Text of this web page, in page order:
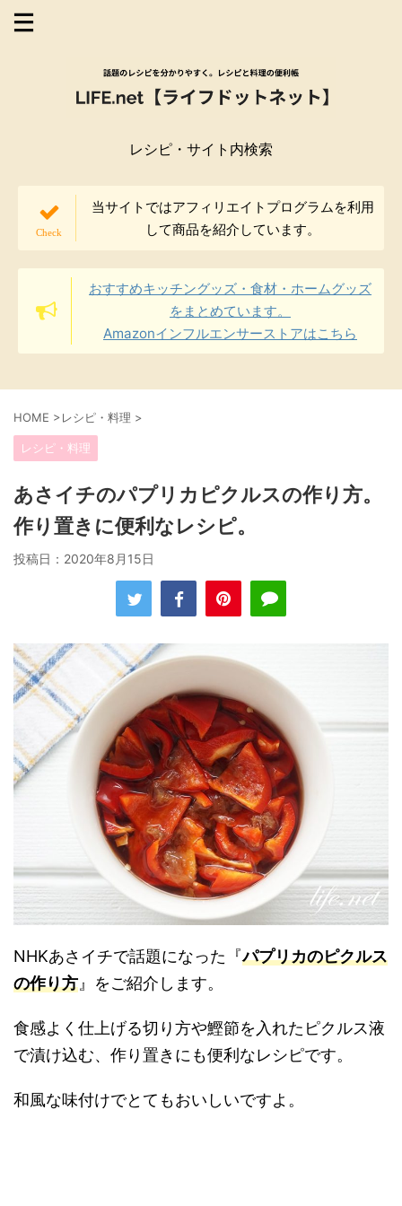
レシピ・サイト内検索
当サイトではアフィリエイトプログラムを利用
して商品を紹介しています。
おすすめキッチングッズ・食材・ホームグッズ
をまとめています。
Amazonインフルエンサーストアはこちら
HOME >レシピ・料理 >
レシピ・料理
あさイチのパプリカピクルスの作り方。
作り置きに便利なレシピ。
投稿日： 2020年8月15日
NHKあさイチで話題になった『パプリカのピクルス
の作り方 』をご紹介します。
食感よく仕上げる切り方や鰹節を入れたピクルス液
で漬け込む、作り置きにも便利なレシピです。
和風な味付けでとてもおいしいですよ。